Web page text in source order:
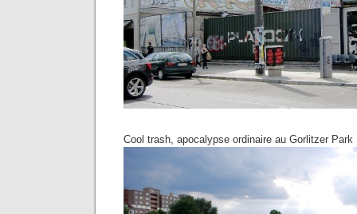
Cool trash, apocalypse ordinaire au Gorlitzer Park